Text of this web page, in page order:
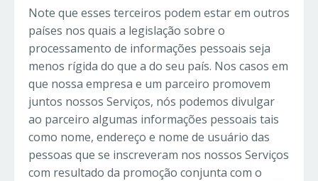
Note que esses terceiros podem estar em outros
países nos quais a legislação sobre o
processamento de informações pessoais seja
menos rígida do que a do seu país. Nos casos em
que nossa empresa e um parceiro promovem
juntos nossos Serviços, nós podemos divulgar
ao parceiro algumas informações pessoais tais
como nome, endereço e nome de usuário das
pessoas que se inscreveram nos nossos Serviços
com resultado da promoção conjunta com o